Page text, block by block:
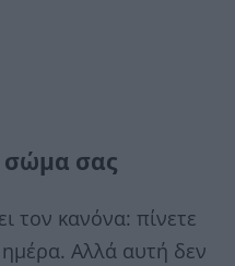
σώμα σας
τον κανόνα: πίνετε
Αλλά αυτή δεν